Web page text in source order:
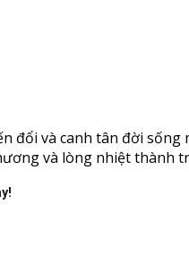
đổi và canh tân đời
và lòng nhiệt thành